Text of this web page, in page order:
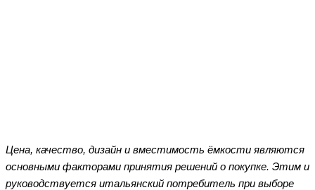
Цена, качество, дизайн и вместимость ёмкости являются
основными факторами принятия решений о покупке. Этим и
руководствуется итальянский потребитель при выборе